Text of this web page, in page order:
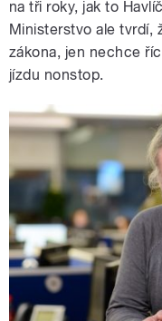
na tři roky, jak to
Ministerstvo ale tvrdí,
zákona, jen nechce
jízdu nonstop.